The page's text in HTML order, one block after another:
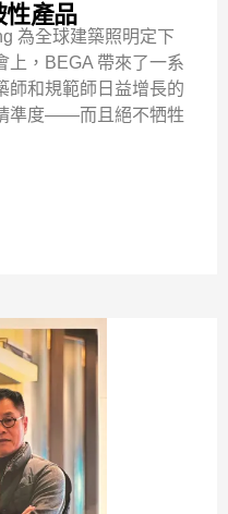
產品
為全球建築照明定下
上，BEGA 帶來了一系
師和規範師日益增長的
準度——而且絕不牺牲